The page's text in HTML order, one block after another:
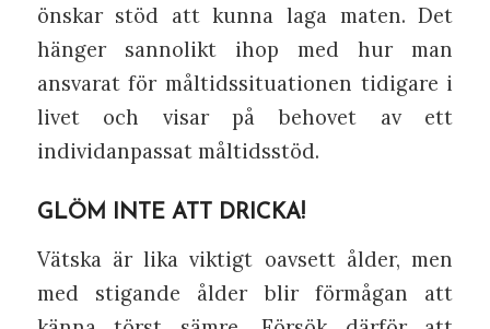
önskar stöd att kunna laga maten. Det
hänger sannolikt ihop med hur man
ansvarat för måltidssituationen tidigare i
livet och visar på behovet av ett
individanpassat måltidsstöd.
GLÖM INTE ATT DRICKA!
Vätska är lika viktigt oavsett ålder, men
med stigande ålder blir förmågan att